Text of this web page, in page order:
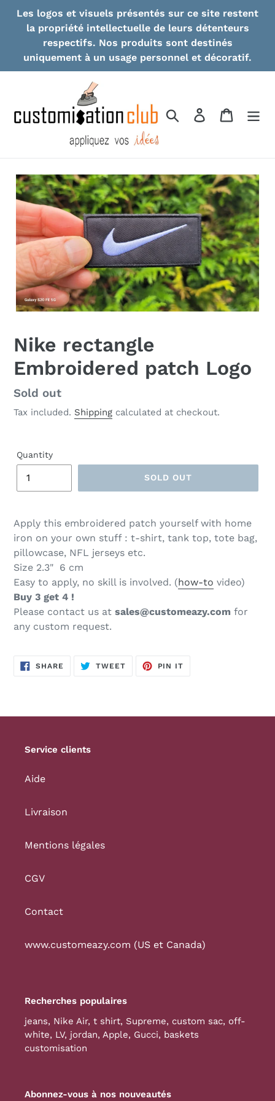
Les logos et visuels présentés sur ce site restent
la propriété intellectuelle de leurs détenteurs
respectifs. Nos produits sont destinés
uniquement à un usage personnel et décoratif.
Search Log in Cart
Nike rectangle
Embroidered patch Logo
Regular
price
Sold out
Tax included. Shipping calculated at checkout.
Quantity
SOLD OUT
Apply this embroidered patch yourself with home
iron on your own stuff : t-shirt, tank top, tote bag,
pillowcase, NFL jerseys etc.
Size 2.3" 6 cm
Easy to apply, no skill is involved. (how-to video)
Buy 3 get 4 !
Please contact us at sales@customeazy.com for
any custom request.
SHARE SHARE
ON
TWEETTWEET
PIN IT
Service clients
Aide
Livraison
Mentions légales
CGV
Contact
www.customeazy.com (US et Canada)
Recherches populaires
jeans, Nike Air, t shirt, Supreme, custom sac, off-
white, LV, jordan, Apple, Gucci, baskets
customisation
Abonnez-vous à nos nouveautés